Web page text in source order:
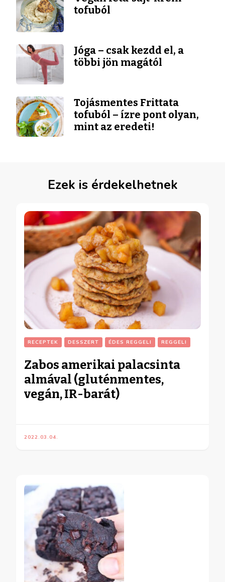
tofuból
Jóga – csak kezdd el, a
többi jön magától
Tojásmentes Frittata
tofuból – ízre pont olyan,
mint az eredeti!
Ezek is érdekelhetnek
RECEPTEK DESSZERT ÉDES REGGELI REGGELI
Zabos amerikai palacsinta
almával (gluténmentes,
vegán, IR-barát)
2022.03.04.